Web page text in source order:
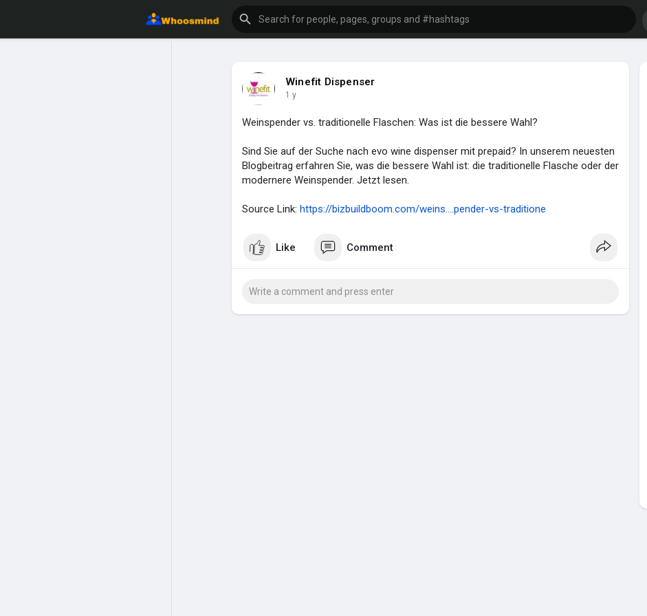
Winefit Dispenser
1 y
Weinspender vs. traditionelle Flaschen: Was ist die bessere Wahl?
Sind Sie auf der Suche nach evo wine dispenser mit prepaid? In unserem neuesten
Blogbeitrag erfahren Sie, was die bessere Wahl ist: die traditionelle Flasche oder der
modernere Weinspender. Jetzt lesen.
Source Link: https://bizbuildboom.com/weins....pender-vs-traditione
Like Comment